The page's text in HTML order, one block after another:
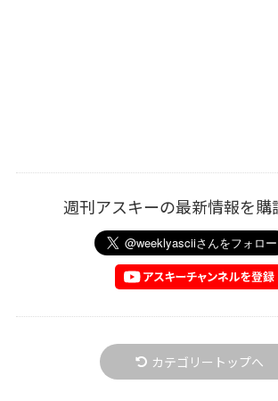
週刊アスキーの最新情報を購
カテゴリートップへ